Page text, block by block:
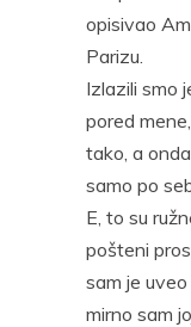
opisivao
Parizu.
Izlazili smo
pored
tako, a
samo po
E, to su
pošteni
sam je
mirno sam